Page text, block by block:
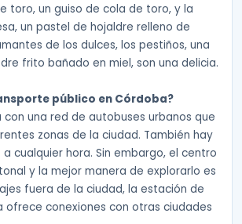
toro, un guiso de cola de toro, y la
un pastel de hojaldre relleno de
de los dulces, los pestiños, una
frito bañado en miel, son una delicia.
público en Córdoba?
una red de autobuses urbanos que
zonas de la ciudad. También hay
cualquier hora. Sin embargo, el centro
y la mejor manera de explorarlo es
fuera de la ciudad, la estación de
ofrece conexiones con otras ciudades